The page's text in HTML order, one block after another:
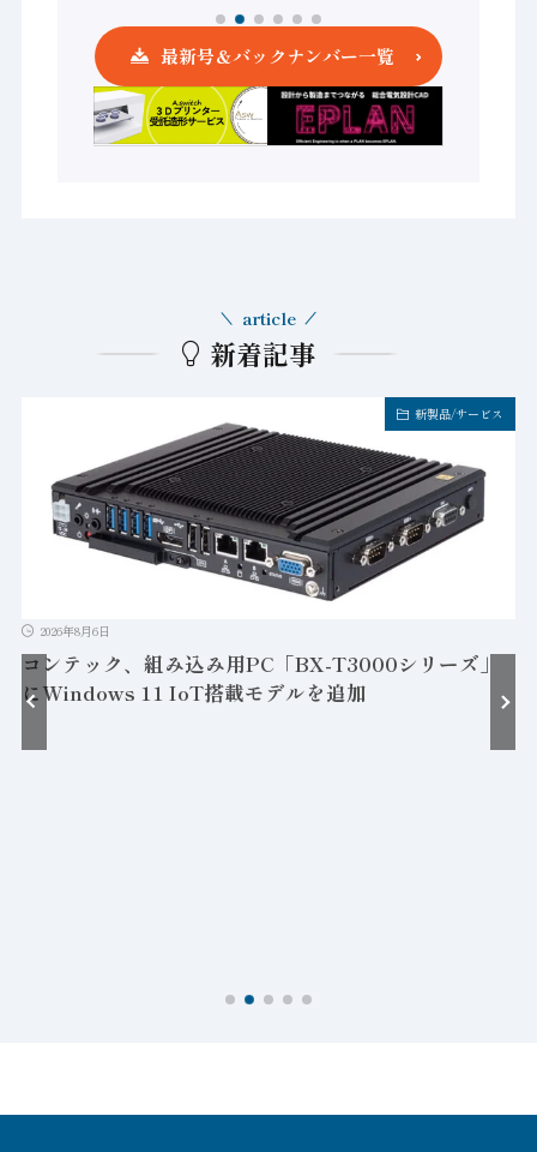
最新号＆バックナンバー一覧
新着記事
article
新製品/サービス
2026年8月6日
コンテック、組み込み用PC「BX-T3000シリーズ」
にWindows 11 IoT搭載モデルを追加